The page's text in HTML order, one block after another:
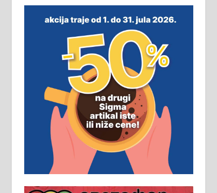
незавршена кућа површине 160
м2 са плацем од 8 ари у Зеленом
виру у Алексинцу. Могућа
замена. 064/21-63-584
ПОСЛОВНИ ОГЛАСИ
Рудник и флотација Рудник
д.о.о. Рудник запошљава 20
помоћника рудара. Услови:
Основна школа, пожељно радно
искуство на истим и сличним
пословима, али не и неопходан
услов. Обезбеђен смештај,
превоз, исхрана. 032/57-41-122 –
локал 22